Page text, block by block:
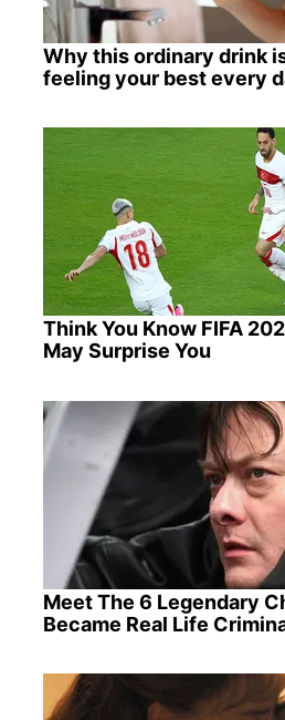
Why this ordinary drink
feeling your best every
Think You Know FIFA
May Surprise You
Meet The 6 Legendary
Became Real Life